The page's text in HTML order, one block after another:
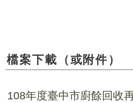
檔案下載（或附件）
108年度臺中市廚餘回收